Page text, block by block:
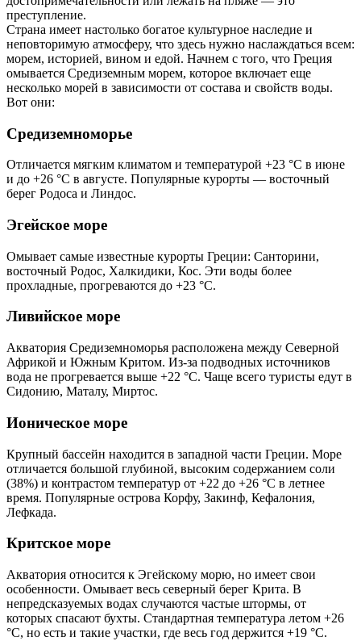
преступление.
Страна имеет настолько богатое культурное наследие и
неповторимую атмосферу, что здесь нужно наслаждаться всем:
морем, историей, вином и едой. Начнем с того, что Греция
омывается Средиземным морем, которое включает еще
несколько морей в зависимости от состава и свойств воды.
Вот они:
Средиземноморье
Отличается мягким климатом и температурой +23 °С в июне
и до +26 °С в августе. Популярные курорты — восточный
берег Родоса и Линдос.
Эгейское море
Омывает самые известные курорты Греции: Санторини,
восточный Родос, Халкидики, Кос. Эти воды более
прохладные, прогреваются до +23 °С.
Ливийское море
Акватория Средиземноморья расположена между Северной
Африкой и Южным Критом. Из-за подводных источников
вода не прогревается выше +22 °С. Чаще всего туристы едут в
Сидонию, Маталу, Миртос.
Ионическое море
Крупный бассейн находится в западной части Греции. Море
отличается большой глубиной, высоким содержанием соли
(38%) и контрастом температур от +22 до +26 °С в летнее
время. Популярные острова Корфу, Закинф, Кефалония,
Лефкада.
Критское море
Акватория относится к Эгейскому морю, но имеет свои
особенности. Омывает весь северный берег Крита. В
непредсказуемых водах случаются частые штормы, от
которых спасают бухты. Стандартная температура летом +26
°С, но есть и такие участки, где весь год держится +19 °С.